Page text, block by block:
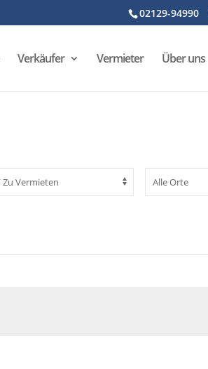
02129-94990
Verkäufer Vermieter Über uns